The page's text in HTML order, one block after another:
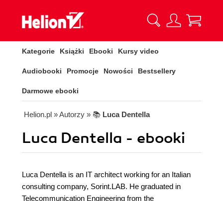
Kategorie Książki Ebooki Kursy video
Audiobooki Promocje Nowości Bestsellery
Darmowe ebooki
Helion.pl » Autorzy » 📚 Luca Dentella
Luca Dentella - ebooki
Luca Dentella is an IT architect working for an Italian
consulting company, Sorint.LAB. He graduated in
Telecommunication Engineering from the